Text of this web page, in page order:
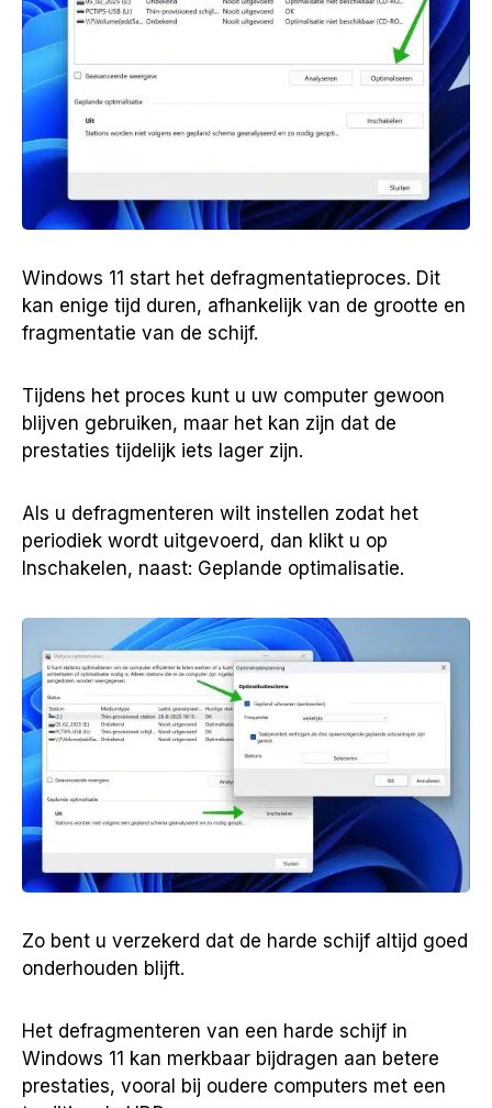
Windows 11 start het defragmentatieproces. Dit
kan enige tijd duren, afhankelijk van de grootte en
fragmentatie van de schijf.
Tijdens het proces kunt u uw computer gewoon
blijven gebruiken, maar het kan zijn dat de
prestaties tijdelijk iets lager zijn.
Als u defragmenteren wilt instellen zodat het
periodiek wordt uitgevoerd, dan klikt u op
Inschakelen, naast: Geplande optimalisatie.
Zo bent u verzekerd dat de harde schijf altijd goed
onderhouden blijft.
Het defragmenteren van een harde schijf in
Windows 11 kan merkbaar bijdragen aan betere
prestaties, vooral bij oudere computers met een